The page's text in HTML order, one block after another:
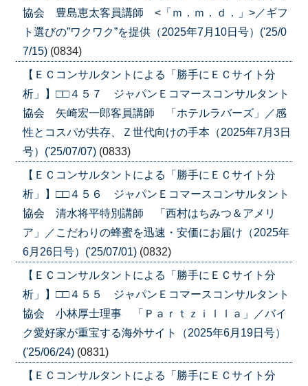
協会 豊島恵太客員講師 <「ｍ．ｍ．ｄ．」>／ギフ
ト選びの”ワクワク”を提供（2025年7月10日号）('25/0
7/15) (0834)
【ＥＣコンサルタントによる「勝手にＥＣサイト分
析」】□□４５７ ジャパンＥコマースコンサルタント
協会 矢崎宏一郎客員講師 「ホテルラバーズ」／感
性とコスパが共存、Ｚ世代向けの手本（2025年7月3日
号）('25/07/07) (0833)
【ＥＣコンサルタントによる「勝手にＥＣサイト分
析」】□□４５６ ジャパンＥコマースコンサルタント
協会 清水将平特別講師 「西村はちみつ＆アメリ
ア」／こだわりの蜂蜜を迅速・安価にお届け（2025年
6月26日号）('25/07/01) (0832)
【ＥＣコンサルタントによる「勝手にＥＣサイト分
析」】□□４５５ ジャパンＥコマースコンサルタント
協会 小林厚士理事 「Ｐａｒｔｚｉｌｌａ」／バイ
ク愛好家が重宝する海外サイト（2025年6月19日号）
('25/06/24) (0831)
【ＥＣコンサルタントによる「勝手にＥＣサイト分